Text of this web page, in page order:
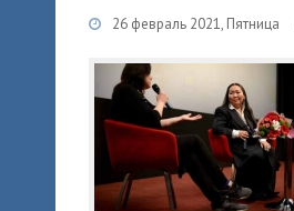
26 февраль 2021, Пятница